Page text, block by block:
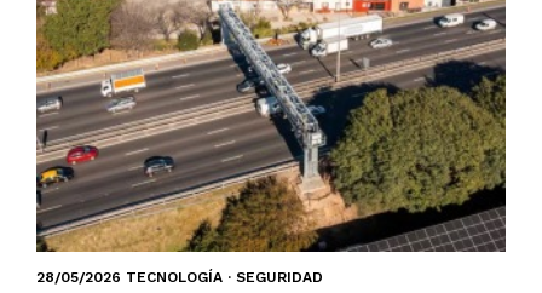
28/05/2026 TECNOLOGÍA · SEGURIDAD